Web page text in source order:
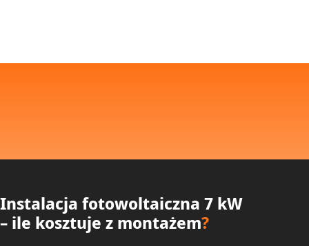
Instalacja fotowoltaiczna 7 kW
– ile kosztuje z montażem?